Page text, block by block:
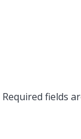
Required fields